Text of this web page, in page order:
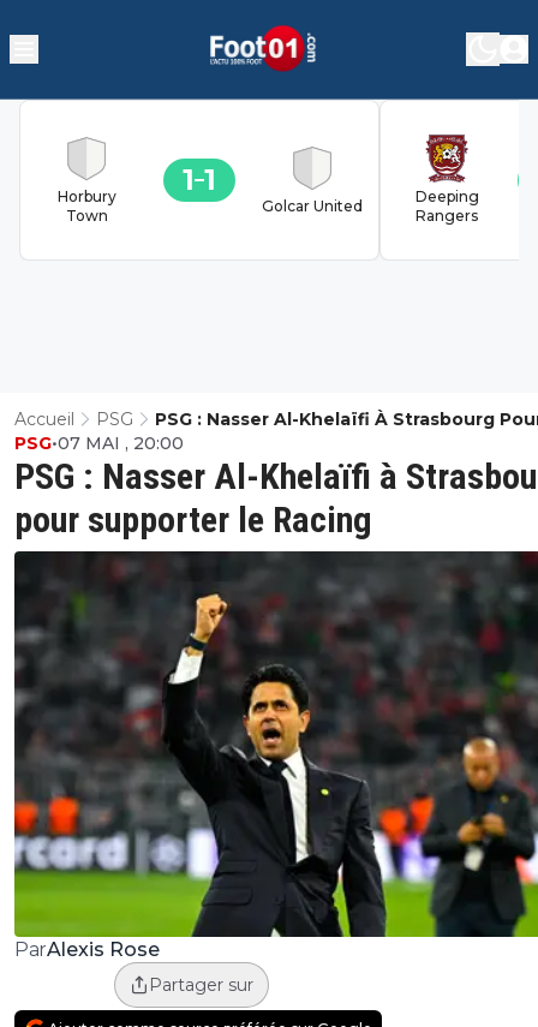
Horbury
Town
1 1
Golcar United
Deeping
Rangers
Accueil PSG
PSG : Nasser Al-Khelaïfi À Strasbourg
Supporter Le Racing
PSG : Nasser Al-Khelaïfi à
pour supporter le Racing
PSG•07 MAI , 20:00
ParAlexis Rose
Partager sur